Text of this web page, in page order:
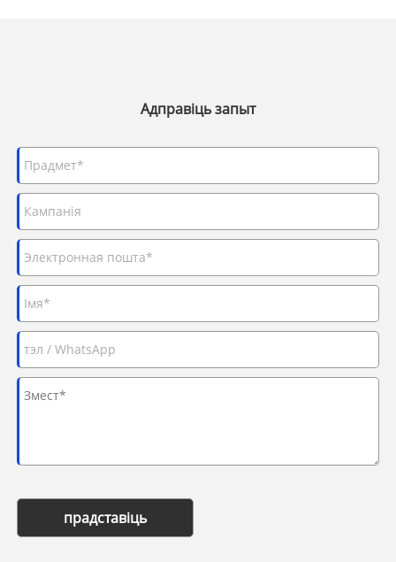
Адправіць запыт
прадставіць